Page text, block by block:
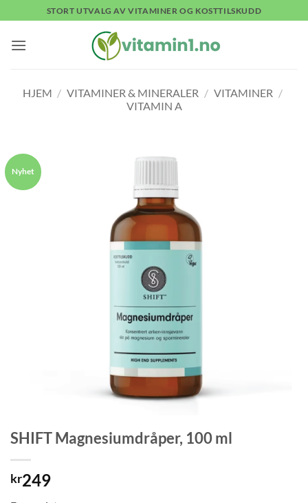
to
content
STORT UTVALG AV VITAMINER OG KOSTTILSKUDD
HJEM / VITAMINER & MINERALER / VITAMINER /
VITAMIN A
SHIFT Magnesiumdråper, 100 ml
kr249